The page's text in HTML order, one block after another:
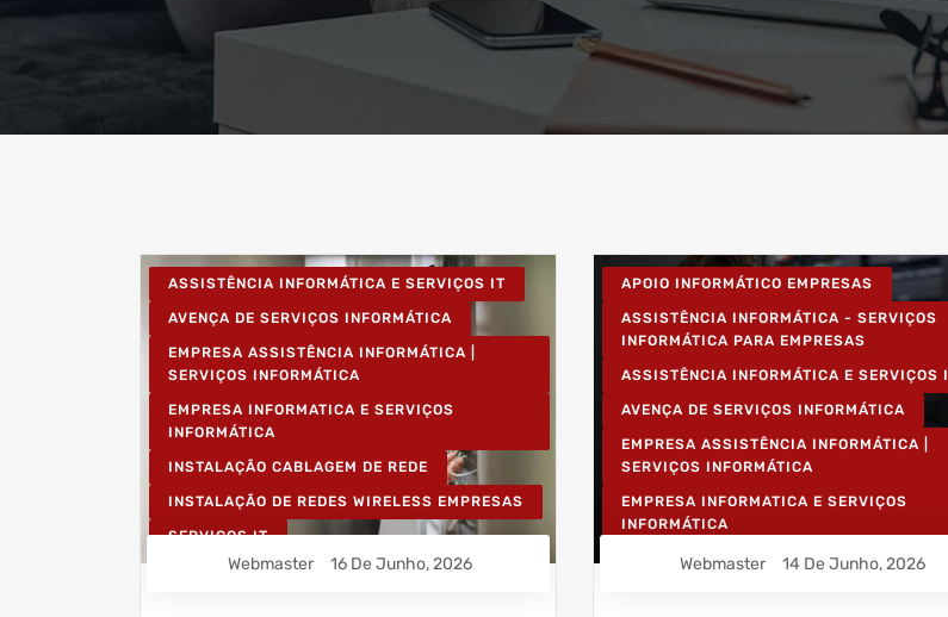
ASSISTÊNCIA INFORMÁTICA E SERVIÇOS IT
AVENÇA DE SERVIÇOS INFORMÁTICA
EMPRESA ASSISTÊNCIA INFORMÁTICA |
SERVIÇOS INFORMÁTICA
EMPRESA INFORMATICA E SERVIÇOS
INFORMÁTICA
INSTALAÇÃO CABLAGEM DE REDE
INSTALAÇÃO DE REDES WIRELESS EMPRESAS
SERVIÇOS IT
Webmaster 16 De Junho, 2026
APOIO INFORMÁTICO EMPRESAS
ASSISTÊNCIA INFORMÁTICA - SERVIÇOS
INFORMÁTICA PARA EMPRESAS
ASSISTÊNCIA INFORMÁTICA E SERVIÇOS
AVENÇA DE SERVIÇOS INFORMÁTICA
EMPRESA ASSISTÊNCIA INFORMÁTICA |
SERVIÇOS INFORMÁTICA
EMPRESA INFORMATICA E SERVIÇOS
INFORMÁTICA
INSTALAÇÃO DE REDES WIRELESS
Webmaster 14 De Junho, 2026